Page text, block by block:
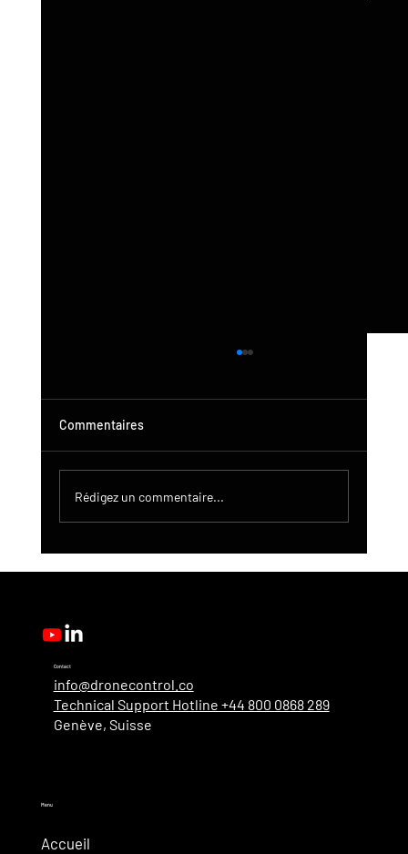
Commentaires
Rédigez un commentaire...
Contact
info@dronecontrol.co
Technical Support Hotline +44 800 0868 289
Genève, Suisse
Menu
Accueil